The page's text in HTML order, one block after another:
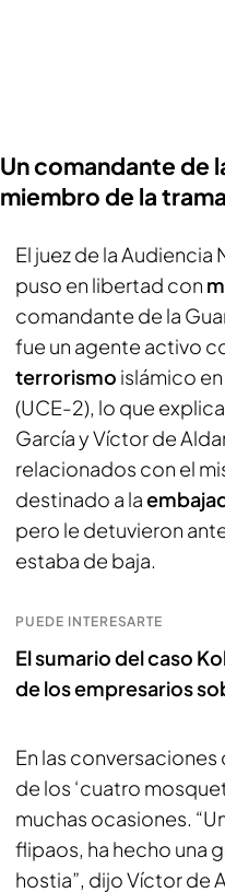
Un comandante de
miembro de la trama
El juez de la Audiencia
puso en libertad con
comandante de la
fue un agente activo
terrorismo islámico
(UCE-2), lo que
García y Víctor de
relacionados con el
destinado a la
pero le detuvieron
estaba de baja.
PUEDE INTERESARTE
El sumario del caso
de los empresarios
En las
de los ‘cuatro
muchas ocasiones.
flipaos, ha hecho una
hostia”, dijo Víctor de